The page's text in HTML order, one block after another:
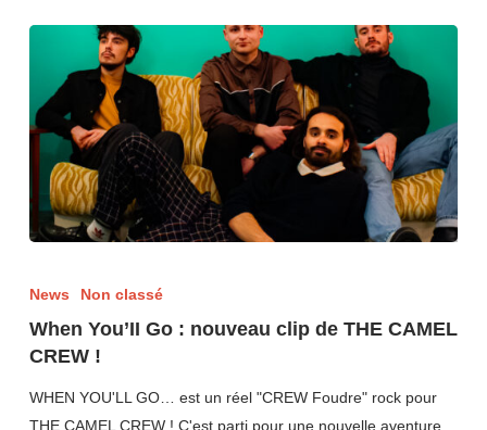
News Non classé
When You’II Go : nouveau clip de THE CAMEL
CREW !
WHEN YOU'LL GO… est un réel "CREW Foudre" rock pour
THE CAMEL CREW ! C'est parti pour une nouvelle aventure